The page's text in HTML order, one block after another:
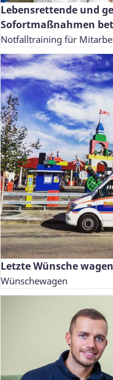
Lebensrettende und
Sofortmaßnahmen
Notfalltraining für
Letzte Wünsche wagen
Wünschewagen